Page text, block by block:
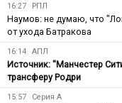
16:27 РПЛ
Наумов: не думаю, что
от ухода Батракова
16:14 АПЛ
Источник: "Манчестер
трансферу Родри
15:57 Серия А